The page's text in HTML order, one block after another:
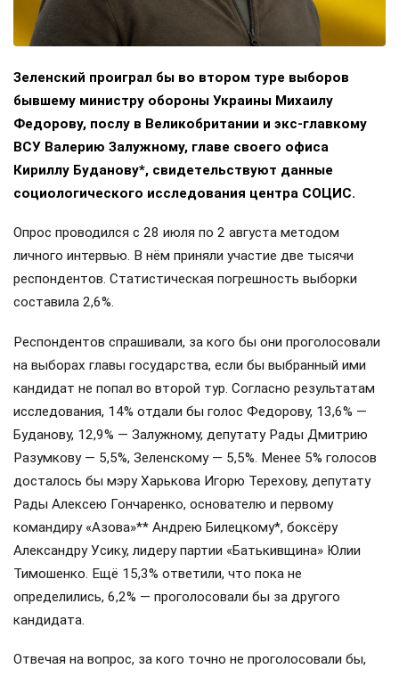
Зеленский проиграл бы во втором туре выборов
бывшему министру обороны Украины Михаилу
Федорову, послу в Великобритании и экс-главкому
ВСУ Валерию Залужному, главе своего офиса
Кириллу Буданову*, свидетельствуют данные
социологического исследования центра СОЦИС.
Опрос проводился с 28 июля по 2 августа методом
личного интервью. В нём приняли участие две тысячи
респондентов. Статистическая погрешность выборки
составила 2,6%.
Респондентов спрашивали, за кого бы они проголосовали
на выборах главы государства, если бы выбранный ими
кандидат не попал во второй тур. Согласно результатам
исследования, 14% отдали бы голос Федорову, 13,6% —
Буданову, 12,9% — Залужному, депутату Рады Дмитрию
Разумкову — 5,5%, Зеленскому — 5,5%. Менее 5% голосов
досталось бы мэру Харькова Игорю Терехову, депутату
Рады Алексею Гончаренко, основателю и первому
командиру «Азова»** Андрею Билецкому*, боксёру
Александру Усику, лидеру партии «Батькивщина» Юлии
Тимошенко. Ещё 15,3% ответили, что пока не
определились, 6,2% — проголосовали бы за другого
кандидата.
Отвечая на вопрос, за кого точно не проголосовали бы,